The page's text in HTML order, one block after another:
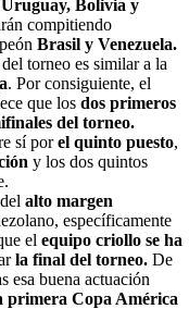
Bolivia y
compitiendo
Brasil y Venezuela.
torneo es similar a la
. Por consiguiente, el
que los dos primeros
del torneo.
sí porel quinto puesto,
y los dos quintos
alto margen
específicamente
el equipo criollo se ha
la final del torneo. De
esa buena actuación
primera Copa América